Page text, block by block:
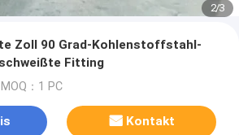
2/3
Zoll 90 Grad-Kohlenstoffstahl-
Fitting
MOQ：1 PC
Kontakt